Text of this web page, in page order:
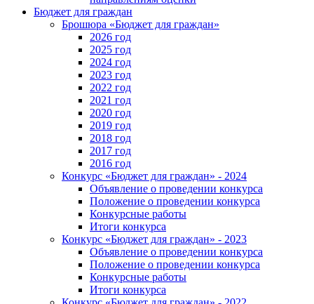
Бюджет для граждан
Брошюра «Бюджет для граждан»
2026 год
2025 год
2024 год
2023 год
2022 год
2021 год
2020 год
2019 год
2018 год
2017 год
2016 год
Конкурс «Бюджет для граждан» - 2024
Объявление о проведении конкурса
Положение о проведении конкурса
Конкурсные работы
Итоги конкурса
Конкурс «Бюджет для граждан» - 2023
Объявление о проведении конкурса
Положение о проведении конкурса
Конкурсные работы
Итоги конкурса